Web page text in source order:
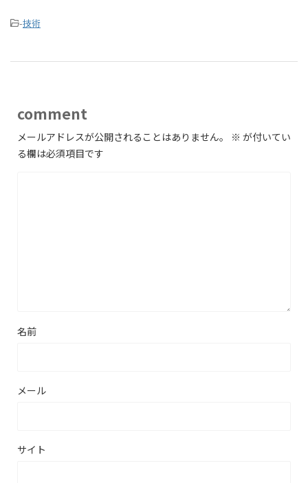
-技術
comment
メールアドレスが公開されることはありません。 ※ が付いてい
る欄は必須項目です
名前
メール
サイト